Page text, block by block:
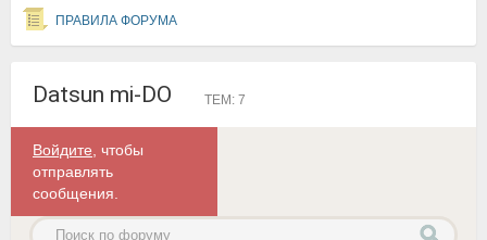
ПРАВИЛА ФОРУМА
Datsun mi-DO ТЕМ: 7
Войдите , чтобы
отправлять
сообщения.